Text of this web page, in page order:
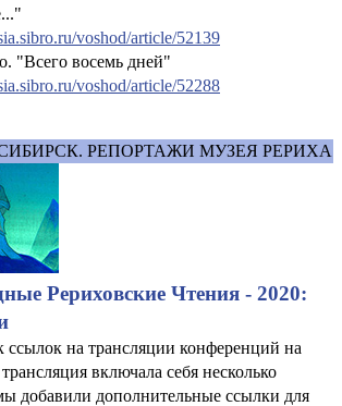
voshod/article/52139
"Всего восемь дней"
voshod/article/52288
РЕПОРТАЖИ МУЗЕЯ РЕРИХА
Рериховские Чтения - 2020:
на трансляции конференций на
включала себя несколько
добавили дополнительные ссылки для